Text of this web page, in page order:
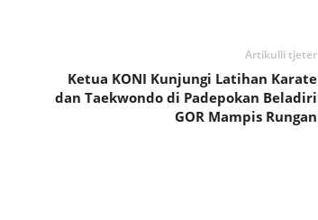
Artikulli tjetër
Ketua KONI Kunjungi Latihan Karate
dan Taekwondo di Padepokan Beladiri
GOR Mampis Rungan